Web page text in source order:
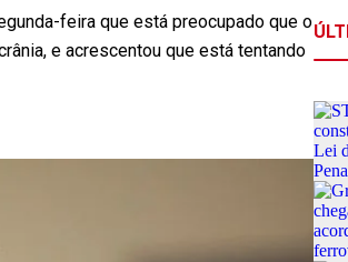
feira que está preocupado que o
e acrescentou que está tentando